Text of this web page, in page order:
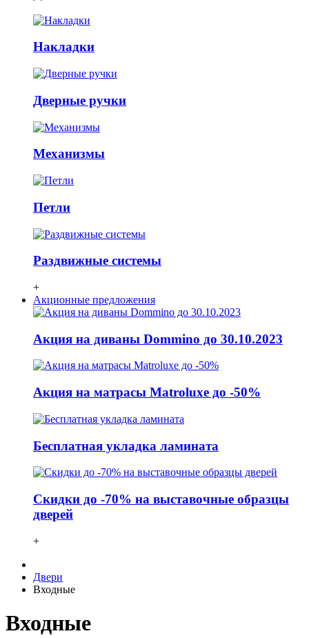
Накладки
Дверные ручки
Механизмы
Петли
Раздвижные системы
+
Акционные предложения
Акция на диваны Dommino до 30.10.2023
Акция на матрасы Matroluxe до -50%
Бесплатная укладка ламината
Скидки до -70% на выставочные образцы
дверей
+
Двери
Входные
Входные